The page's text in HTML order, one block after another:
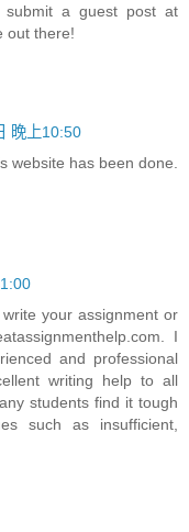
submit a guest post at
out there!
晚上10:50
website has been done.
your assignment or
I
and professional
writing help to all
students find it tough
such as insufficient,